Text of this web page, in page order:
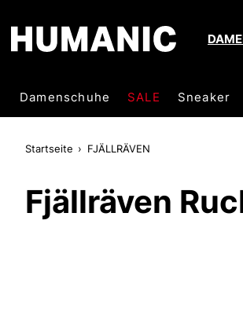
Damenschuhe SALE Sneaker
Startseite FJÄLLRÄVEN
Fjällräven